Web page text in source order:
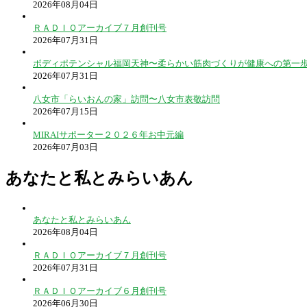
2026年08月04日
ＲＡＤＩＯアーカイブ７月創刊号
2026年07月31日
ボディポテンシャル福岡天神〜柔らかい筋肉づくりが健康への第一
2026年07月31日
八女市「らいおんの家」訪問〜八女市表敬訪問
2026年07月15日
MIRAIサポーター２０２６年お中元編
2026年07月03日
あなたと私とみらいあん
あなたと私とみらいあん
2026年08月04日
ＲＡＤＩＯアーカイブ７月創刊号
2026年07月31日
ＲＡＤＩＯアーカイブ６月創刊号
2026年06月30日